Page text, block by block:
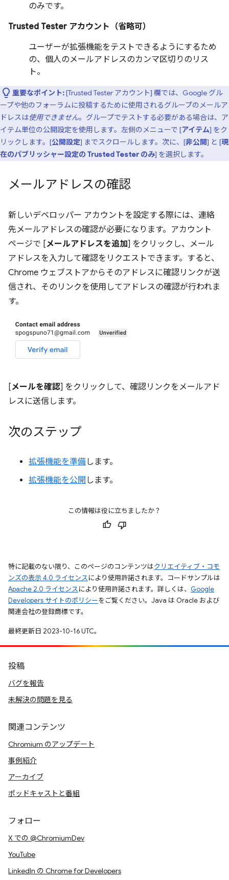
のみです。
Trusted Tester アカウント（省略可）
ユーザーが拡張機能をテストできるようにするため
の、個人のメールアドレスのカンマ区切りのリス
ト。
重要なポイント:[Trusted Tester アカウント] 欄では、Google グル
ープや他のフォーラムに投稿するために使用されるグループのメールア
ドレスは使用できません。グループでテストする必要がある場合は、ア
イテム単位の公開設定を使用します。左側のメニューで [アイテム] をク
リックします。[公開設定] までスクロールします。次に、[非公開] と [現
在のパブリッシャー設定の Trusted Tester のみ] を選択します。
メールアドレスの確認
新しいデベロッパー アカウントを設定する際には、連絡
先メールアドレスの確認が必要になります。アカウント
ページで [メールアドレスを追加] をクリックし、メール
アドレスを入力して確認をリクエストできます。すると、
Chrome ウェブストアからそのアドレスに確認リンクが送
信され、そのリンクを使用してアドレスの確認が行われま
す。
[メールを確認] をクリックして、確認リンクをメールアド
レスに送信します。
次のステップ
拡張機能を準備します。
拡張機能を公開 します。
この情報は役に立ちましたか？
特に記載のない限り、このページのコンテンツはクリエイティブ・コモ
ンズの表示 4.0 ライセンスにより使用許諾されます。コードサンプルは
Apache 2.0 ライセンスにより使用許諾されます。詳しくは、 Google
Developers サイトのポリシーをご覧ください。Java は Oracle および
関連会社の登録商標です。
最終更新日 2023-10-16 UTC。
投稿
バグを報告
未解決の問題を見る
関連コンテンツ
Chromium のアップデート
事例紹介
アーカイブ
ポッドキャストと番組
フォロー
X での @ChromiumDev
YouTube
LinkedIn の Chrome for Developers